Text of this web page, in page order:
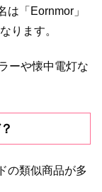
「Eornmor」
ります。
ーや懐中電灯な
の類似商品が多